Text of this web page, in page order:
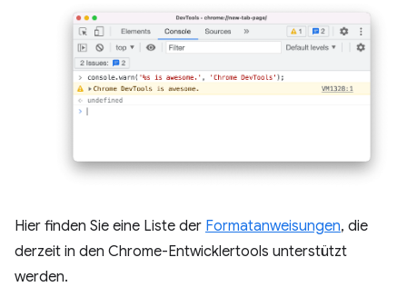
Hier finden Sie eine Liste der Formatanweisungen, die
derzeit in den Chrome-Entwicklertools unterstützt
werden.